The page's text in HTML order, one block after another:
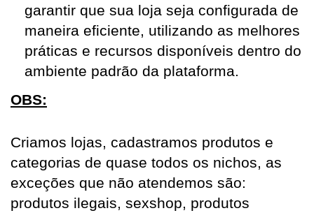
garantir que sua loja seja configurada de
maneira eficiente, utilizando as melhores
práticas e recursos disponíveis dentro do
ambiente padrão da plataforma.
OBS:
Criamos lojas, cadastramos produtos e
categorias de quase todos os nichos, as
exceções que não atendemos são:
produtos ilegais, sexshop, produtos